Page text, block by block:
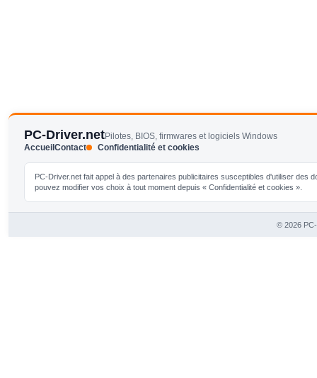
PC-Driver.netPilotes, BIOS, firmwares et logiciels Windows
AccueilContact Confidentialité et cookies
PC-Driver.net fait appel à des partenaires publicitaires susceptibles d'utiliser
pouvez modifier vos choix à tout moment depuis « Confidentialité et cookies ».
© 2026